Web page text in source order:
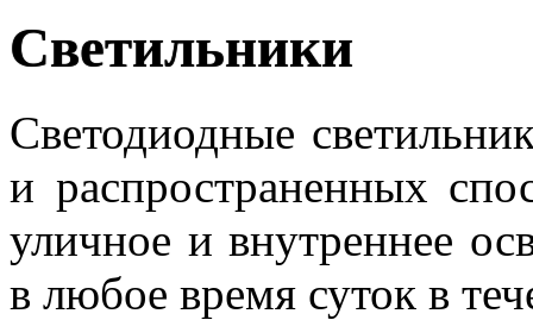
Светильники
Светодиодные
и распространенных
уличное и внутреннее
в любое время суток в